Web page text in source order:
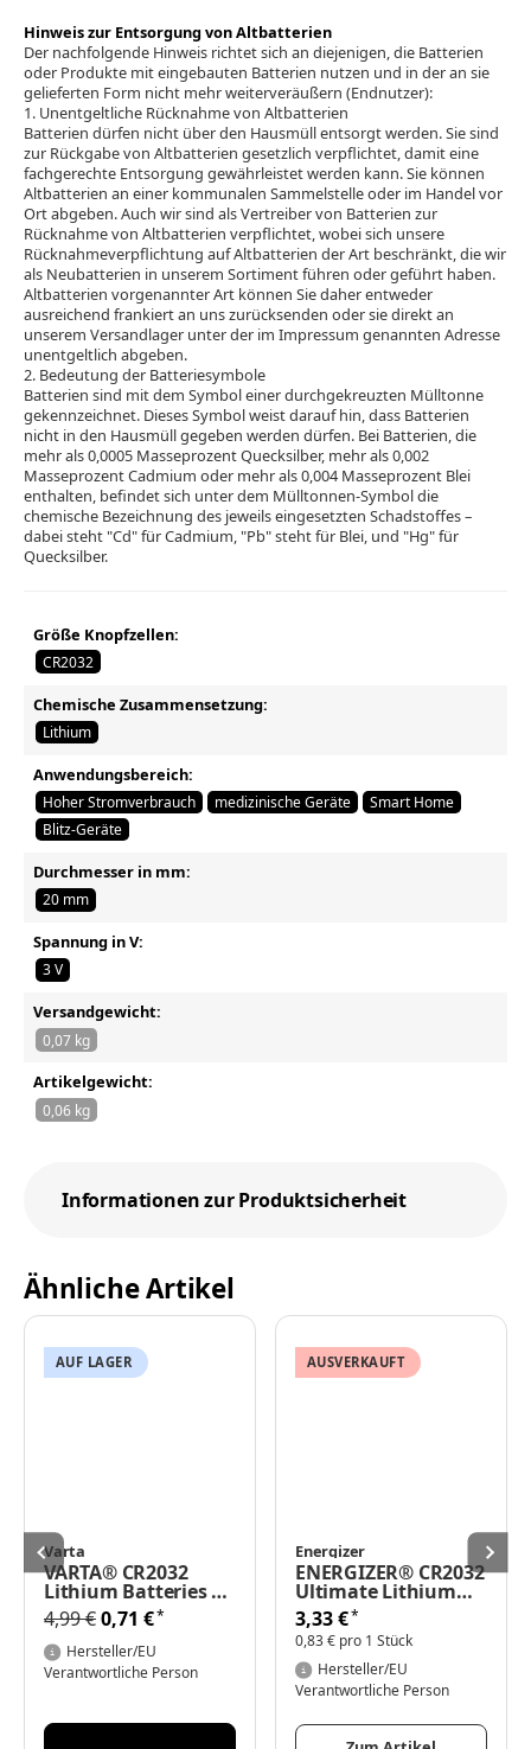
Hinweis zur Entsorgung von Altbatterien
Der nachfolgende Hinweis richtet sich an diejenigen, die Batterien
oder Produkte mit eingebauten Batterien nutzen und in der an sie
gelieferten Form nicht mehr weiterveräußern (Endnutzer):
1. Unentgeltliche Rücknahme von Altbatterien
Batterien dürfen nicht über den Hausmüll entsorgt werden. Sie sind
zur Rückgabe von Altbatterien gesetzlich verpflichtet, damit eine
fachgerechte Entsorgung gewährleistet werden kann. Sie können
Altbatterien an einer kommunalen Sammelstelle oder im Handel vor
Ort abgeben. Auch wir sind als Vertreiber von Batterien zur
Rücknahme von Altbatterien verpflichtet, wobei sich unsere
Rücknahmeverpflichtung auf Altbatterien der Art beschränkt, die wir
als Neubatterien in unserem Sortiment führen oder geführt haben.
Altbatterien vorgenannter Art können Sie daher entweder
ausreichend frankiert an uns zurücksenden oder sie direkt an
unserem Versandlager unter der im Impressum genannten Adresse
unentgeltlich abgeben.
2. Bedeutung der Batteriesymbole
Batterien sind mit dem Symbol einer durchgekreuzten Mülltonne
gekennzeichnet. Dieses Symbol weist darauf hin, dass Batterien
nicht in den Hausmüll gegeben werden dürfen. Bei Batterien, die
mehr als 0,0005 Masseprozent Quecksilber, mehr als 0,002
Masseprozent Cadmium oder mehr als 0,004 Masseprozent Blei
enthalten, befindet sich unter dem Mülltonnen-Symbol die
chemische Bezeichnung des jeweils eingesetzten Schadstoffes –
dabei steht "Cd" für Cadmium, "Pb" steht für Blei, und "Hg" für
Quecksilber.
Größe Knopfzellen:
CR2032
Chemische Zusammensetzung:
Lithium
Anwendungsbereich:
Hoher Stromverbrauch medizinische Geräte
Smart Home
Blitz-Geräte
Durchmesser in mm:
20 mm
Spannung in V:
3 V
Versandgewicht:
0,07 kg
Artikelgewicht:
0,06 kg
Informationen zur Produktsicherheit
Ähnliche Artikel
AUF LAGER
Varta
VARTA® CR2032
Lithium Batteries 3V
1er Blister
4,99 €0,71 €*
Hersteller/EU
Verantwortliche Person
AUSVERKAUFT
Energizer
ENERGIZER® CR2032
Ultimate Lithium
Batteries 3V 4er
Blister
3,33 €*
0,83 € pro 1 Stück
Hersteller/EU
Verantwortliche Person